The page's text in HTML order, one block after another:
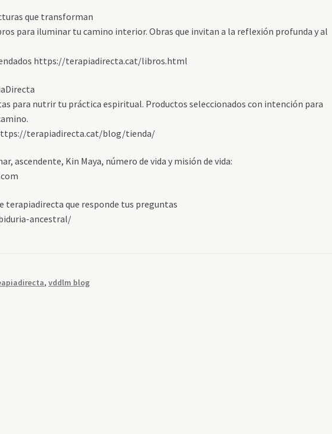
que transforman
para iluminar tu camino interior. Obras que invitan a la reflexión profunda y al
https://terapiadirecta.cat/libros.html
para nutrir tu práctica espiritual. Productos seleccionados con intención para
terapiadirecta.cat/blog/tienda/
ascendente, Kin Maya, número de vida y misión de vida:
terapiadirecta que responde tus preguntas
ancestral/
,vddlm blog